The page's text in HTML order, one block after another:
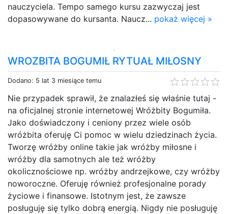
nauczyciela. Tempo samego kursu zazwyczaj jest
dopasowywane do kursanta. Naucz... pokaż więcej »
WROZBITA BOGUMIŁ RYTUAŁ MIŁOSNY
Dodano: 5 lat 3 miesiące temu
Nie przypadek sprawił, że znalazłeś się właśnie tutaj -
na oficjalnej stronie internetowej Wróżbity Bogumiła.
Jako doświadczony i ceniony przez wiele osób
wróżbita oferuję Ci pomoc w wielu dziedzinach życia.
Tworzę wróżby online takie jak wróżby miłosne i
wróżby dla samotnych ale też wróżby
okolicznościowe np. wróżby andrzejkowe, czy wróżby
noworoczne. Oferuję również profesjonalne porady
życiowe i finansowe. Istotnym jest, że zawsze
posługuję się tylko dobrą energią. Nigdy nie posługuję